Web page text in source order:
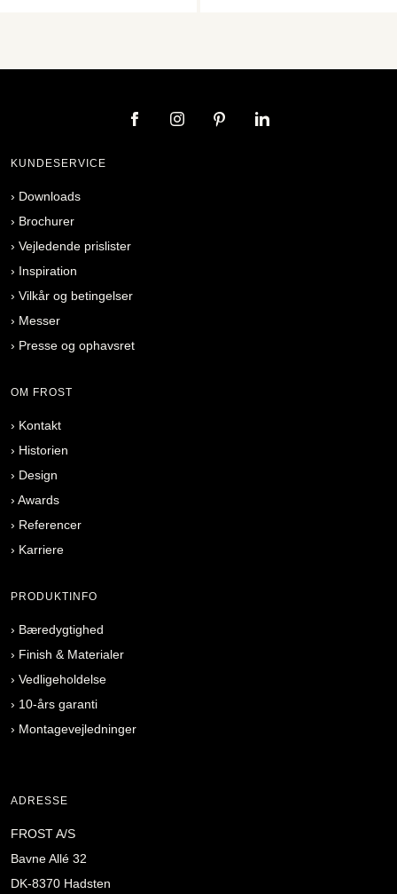
KUNDESERVICE
› Downloads
› Brochurer
› Vejledende prislister
› Inspiration
› Vilkår og betingelser
› Messer
› Presse og ophavsret
OM FROST
› Kontakt
› Historien
› Design
› Awards
› Referencer
› Karriere
PRODUKTINFO
› Bæredygtighed
› Finish & Materialer
› Vedligeholdelse
› 10-års garanti
› Montagevejledninger
ADRESSE
FROST A/S
Bavne Allé 32
DK-8370 Hadsten